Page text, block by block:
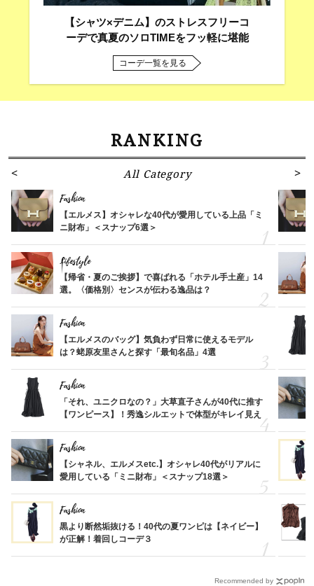
【シャツ×デニム】のストレスフリーコ
ーデで真夏のソロTIMEをフッ軽に堪能
コーデ一覧を見る
RANKING
All Category
Fashion
【エルメス】オシャレな40代が愛用している上品「ミ
ニ財布」＜スナップ6選＞
Lifestyle
【帰省・夏のご挨拶】で喜ばれる「ホテル手土産」14
選。〈価格別〉センスが伝わる逸品は？
Fashion
【エルメスのバッグ】気負わず日常に使えるモデル
は？蛯原友里さんと探す「最旬名品」4選
Fashion
「それ、ユニクロなの？」大草直子さんが40代に推す
【ワンピース】！秀逸シルエットで体型がキレイ見え
Fashion
【シャネル、エルメスetc.】オシャレ40代がリアルに
愛用している「ミニ財布」＜スナップ18選＞
Fashion
黒より断然垢抜ける！40代の夏ワンピは【ネイビー】
が正解！着回しコーデ３
Recommended by